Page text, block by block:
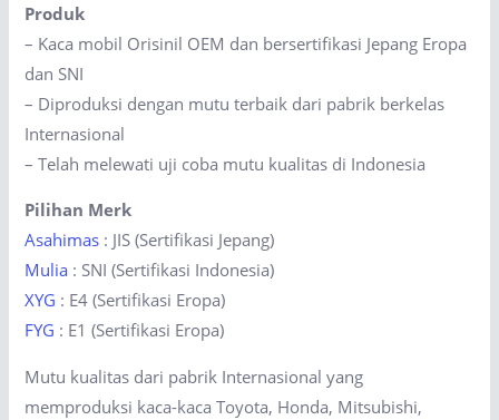
Produk
– Kaca mobil Orisinil OEM dan bersertifikasi Jepang Eropa
dan SNI
– Diproduksi dengan mutu terbaik dari pabrik berkelas
Internasional
– Telah melewati uji coba mutu kualitas di Indonesia
Pilihan Merk
Asahimas : JIS (Sertifikasi Jepang)
Mulia : SNI (Sertifikasi Indonesia)
XYG : E4 (Sertifikasi Eropa)
FYG : E1 (Sertifikasi Eropa)
Mutu kualitas dari pabrik Internasional yang
memproduksi kaca-kaca Toyota, Honda, Mitsubishi,